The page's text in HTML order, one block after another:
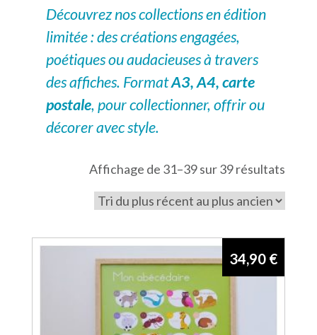
Découvrez nos collections en édition
limitée : des créations engagées,
poétiques ou audacieuses à travers
des affiches. FormatA3, A4, carte
postale, pour collectionner, offrir ou
décorer avec style.
Affichage de 31–39 sur 39 résultats
plus
34,90 €